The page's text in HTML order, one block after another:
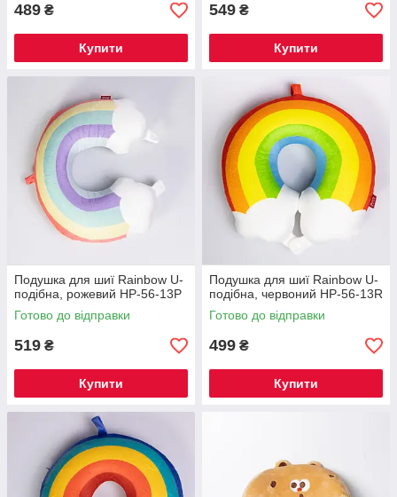
489 ₴
Купити
549 ₴
Купити
Подушка для шиї Rainbow U-
подібна, рожевий HP-56-13P
Готово до відправки
519 ₴
Купити
Подушка для шиї Rainbow U-
подібна, червоний HP-56-13R
Готово до відправки
499 ₴
Купити